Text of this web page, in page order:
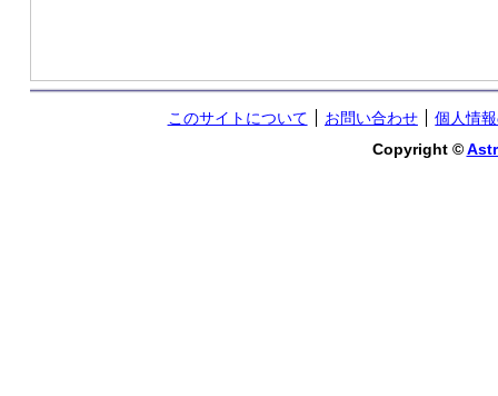
このサイトについて お問い合わせ
個人情
Copyright ©